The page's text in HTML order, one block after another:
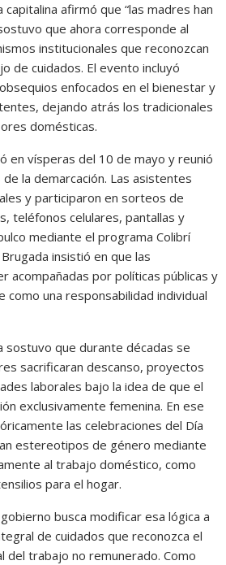
capitalina afirmó que “las madres han
que ahora corresponde al
institucionales que reconozcan
de cuidados. El evento incluyó
enfocados en el bienestar y
dejando atrás los tradicionales
domésticas.
en vísperas del 10 de mayo y reunió
la demarcación. Las asistentes
y participaron en sorteos de
teléfonos celulares, pantallas y
mediante el programa Colibrí
insistió en que las
acompañadas por políticas públicas y
como una responsabilidad individual
sostuvo que durante décadas se
sacrificaran descanso, proyectos
laborales bajo la idea de que el
exclusivamente femenina. En ese
las celebraciones del Día
estereotipos de género mediante
al trabajo doméstico, como
para el hogar.
busca modificar esa lógica a
de cuidados que reconozca el
del trabajo no remunerado. Como